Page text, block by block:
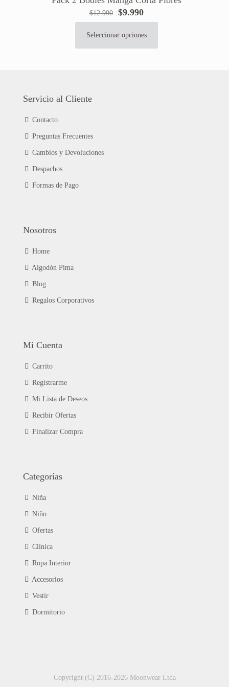
$12.990
El
precio
original
$9.990El
precio
actual
Seleccionar opciones
producto
opciones
elegir
producto
Servicio al Cliente
Contacto
Preguntas Frecuentes
Cambios y Devoluciones
Despachos
Formas de Pago
Nosotros
Home
Algodón Pima
Blog
Regalos Corporativos
Mi Cuenta
Carrito
Registrarme
Mi Lista de Deseos
Recibir Ofertas
Finalizar Compra
Categorías
Niña
Niño
Ofertas
Clínica
Ropa Interior
Accesorios
Vestir
Dormitorio
Copyright (C) 2016-2026 Moonwear Ltda